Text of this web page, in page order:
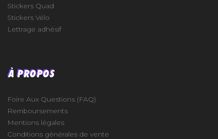
Stickers Quad
Stickers Vélo
Lettrage adhésif
À PROPOS
Foire Aux Questions (FAQ)
Remboursements
Mentions légales
Conditions générales de vente